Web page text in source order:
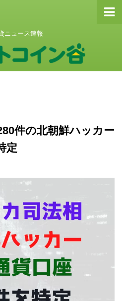
ニュース速報
件の北朝鮮ハッカー
定